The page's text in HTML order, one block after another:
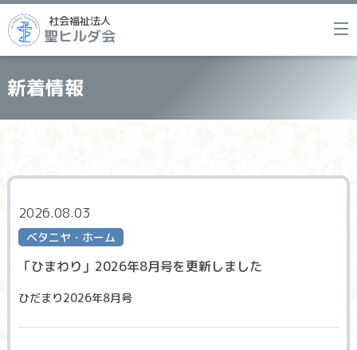
社会福祉法人
聖ヒルダ会
新着情報
2026.08.03
ベタニヤ・ホーム
「ひまわり」2026年8月号を更新しました
ひだまり2026年8月号